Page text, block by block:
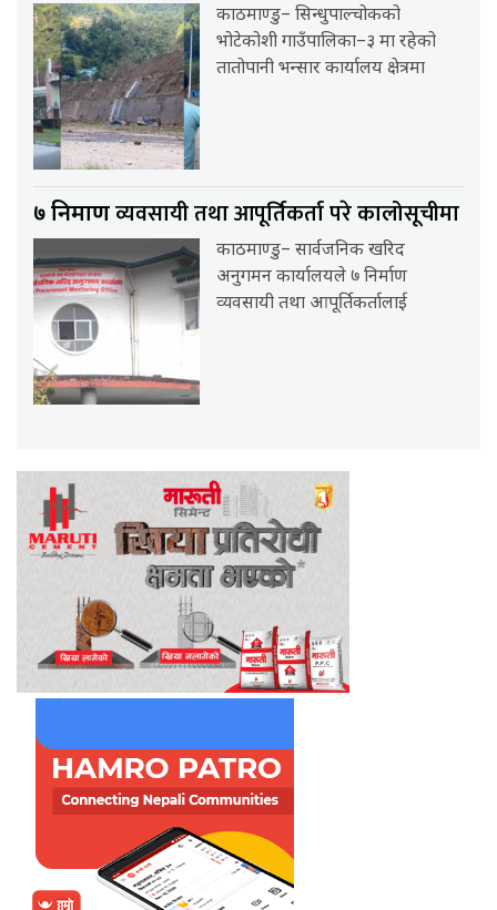
काठमाण्डु– सिन्धुपाल्चोकको
भोटेकोशी गाउँपालिका–३ मा रहेको
तातोपानी भन्सार कार्यालय क्षेत्रमा
७ निर्माणव्यवसायी तथा आपूर्तिकर्ता परे कालोसूचीमा
काठमाण्डु– सार्वजनिक खरिद
अनुगमन कार्यालयले ७ निर्माण
व्यवसायी तथा आपूर्तिकर्तालाई